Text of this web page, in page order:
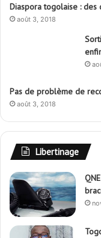
Diaspora togolaise : des
août 3, 2018
Pas de problème de
août 3, 2018
Libertinage